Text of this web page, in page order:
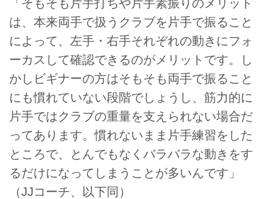
「そもそも片手打ちや片手素振りのメリット
は、本来両手で扱うクラブを片手で振ること
によって、左手・右手それぞれの動きにフォ
ーカスして確認できるのがメリットです。し
かしビギナーの方はそもそも両手で振ること
にも慣れていない段階でしょうし、筋力的に
片手ではクラブの重量を支えられない場合だ
ってあります。慣れないまま片手練習をした
ところで、とんでもなくバラバラな動きをす
るだけになってしまうことが多いんです」
（JJコーチ、以下同）